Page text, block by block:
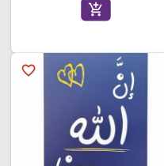
add_shopping_cart
favorite_border